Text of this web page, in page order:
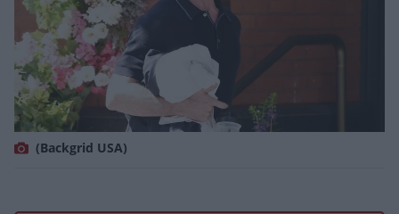
(Backgrid USA)